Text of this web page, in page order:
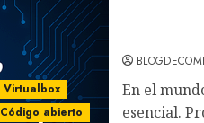
Virtualbox
Código abierto
En el
esencial.